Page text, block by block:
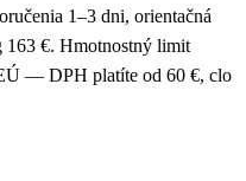
1–3 dni, orientačná
163 €. Hmotnostný limit
— DPH platíte od 60 €, clo